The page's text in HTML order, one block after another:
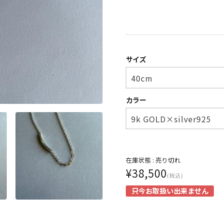
サイズ
カラー
在庫状態 : 売り切れ
¥38,500(税込)
只今お取扱い出来ません